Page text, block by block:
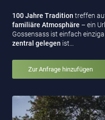
100 Jahre Tradition treffen
familiäre Atmosphäre – ein
Gossensass ist einfach
zentral gelegen ist…
Zur Anfrage hinzufügen